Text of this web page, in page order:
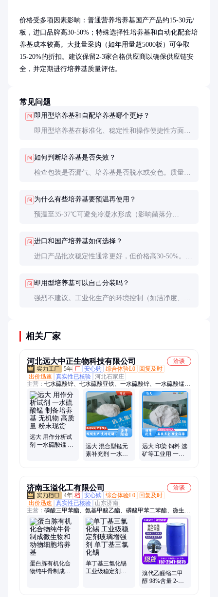
价格受多项因素影响：普通营养培养基国产产品约15-30元/
板，进口品牌高30-50%；特殊选择性培养基和自动化配套培
养基成本较高。大批量采购（如年用量超5000板）可争取
15-20%的折扣。建议保留2-3家合格供应商以确保供应链安
全，并定期进行培养基质量评估。
常见问题
问 即用型培养基和自配培养基哪个更好？
即用型培养基在标准化、稳定性和操作便捷性方面优
的研究用途。
问 如何判断培养基是否失效？
检查包装是否漏气、培养基是否脱水或变色。质量控
期。
问 为什么有些培养基要预温再使用？
预温至35-37℃可避免冷凝水形成（影响菌落分
降解。
问 进口和国产培养基如何选择？
进口产品批次稳定性通常更好，但价格高30-50%。国
问 即用型培养基可以自己分装吗？
强烈不建议。工业化生产的环境控制（如洁净度、温
相关厂家
河北远大中正生物科技有限公司
洽谈
5年 厂 安心购 综合体验L0
回复及时
出价迅速
真实性已核验 河北石家庄
主营： 七水硫酸锌、七水硫酸亚铁、一水硫酸锌、一水硫酸锰、
一水硫酸亚铁、五水硫酸铜、工业级七水硫酸亚铁、活性氧化
锌、碱式碳酸锌、一水硫酸锌颗粒、工业七水硫酸锌、国标七水
硫酸锌、农用七水硫酸锌、食品级七水硫酸锌、硫酸亚铁、农用
一水硫酸锰、工业级一水硫酸锰
远大 用作分析试
剂 一水硫酸锰 制
远大 混合型锰元
素补充剂 一水硫
远大 印染 饲料 选
矿等工业用 一水
济南玉溢化工有限公司
洽谈
4年 档 安心购 综合体验L0
回复及时
出价迅速
真实性已核验
山东济南
主营： 磷酸三甲苯酯、氨基甲酸乙酯、磷酸甲苯二苯酯、微生物
培养基、甲乙酮肟、四乙基溴化铵、碳酸二丁酯、环烷酸铅、亚
硫酸铵、二苯甲酮腙、石油磺酸钠、三乙醇胺、甲醇、乙醇、二
甲苯、二氯甲烷、环烷酸铜、氨基甲酸甲酯、单过硫酸氢钾、氯
化石蜡、三异丙醇胺、苄基三甲基氯化铵、苄基三乙基氯化铵、
四乙基氯化铵、四甲基氯化铵、新癸酸铋
蛋白胨有机化合
物纯牛骨制成微
单丁基三氯化锡
工业级稳定剂玻
溴代乙醛缩二甲
醇 98%含量 2-